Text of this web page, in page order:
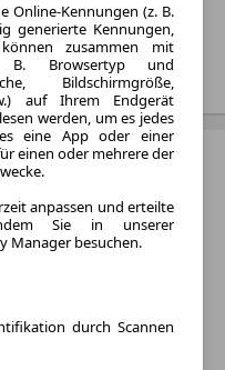
Baujahr:
- 2026
Online-Kennungen (z. B.
generierte Kennungen,
zusammen mit
B. Browsertyp und
Bildschirmgröße,
auf Ihrem Endgerät
werden, um es jedes
eine App oder einer
einen oder mehrere der
anpassen und erteilte
Sie in unserer
Manager besuchen.
durch Scannen